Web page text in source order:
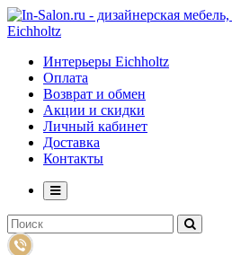
Интерьеры Eichholtz
Оплата
Возврат и обмен
Акции и скидки
Личный кабинет
Доставка
Контакты